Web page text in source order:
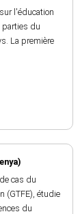
l'éducation
parties du
La première
cas du
(GTFE), étudie
du